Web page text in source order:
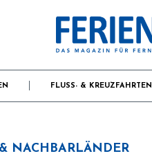
FLUSS- & KREUZFAHRTEN
NACHBARLÄNDER